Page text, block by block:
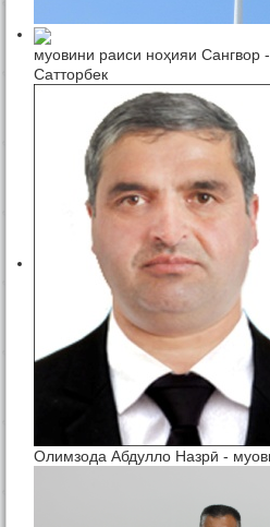
муовини раиси ноҳияи Сангвор
Сатторбек
Олимзода Абдулло Назрӣ -